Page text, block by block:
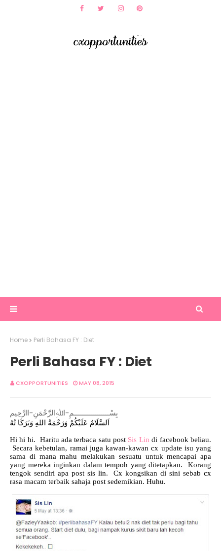
Home Perli Bahasa FY : Diet
Perli Bahasa FY : Diet
CXOPPORTUNITIES MAY 08, 2015
بِسْــــــــــــــــــمِ-اﷲِالرَّحْمَنِ-اارَّحِيم
اَلسَّلَامُ عَلَيْكُمْ وَرَحْمَةُ اللهِ وَبَرَكَا تُهُ
Hi hi hi. Haritu ada terbaca satu post Sis Lin di facebook beliau.
Secara kebetulan, ramai juga kawan-kawan cx update isu yang
sama di mana mahu melakukan sesuatu untuk mencapai apa
yang mereka inginkan dalam tempoh yang ditetapkan. Korang
tengok sendiri apa post sis lin. Cx kongsikan di sini sebab cx
rasa macam terbaik sahaja post sedemikian. Huhu.